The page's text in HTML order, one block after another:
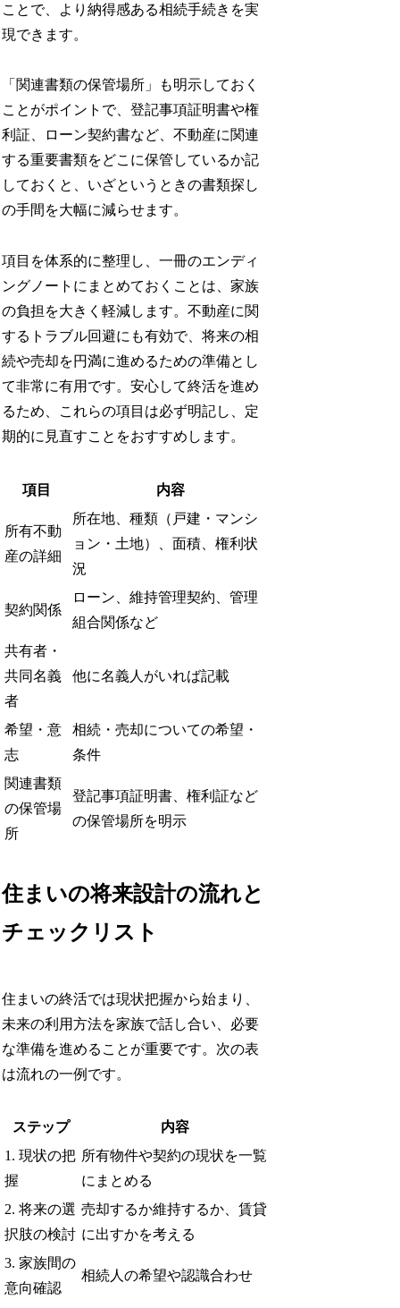
ことで、より納得感ある相続手続きを実
現できます。
「関連書類の保管場所」も明示しておく
ことがポイントで、登記事項証明書や権
利証、ローン契約書など、不動産に関連
する重要書類をどこに保管しているか記
しておくと、いざというときの書類探し
の手間を大幅に減らせます。
項目を体系的に整理し、一冊のエンディ
ングノートにまとめておくことは、家族
の負担を大きく軽減します。不動産に関
するトラブル回避にも有効で、将来の相
続や売却を円満に進めるための準備とし
て非常に有用です。安心して終活を進め
るため、これらの項目は必ず明記し、定
期的に見直すことをおすすめします。
項目 内容
所有不動
産の詳細
所在地、種類（戸建・マンシ
ョン・土地）、面積、権利状
況
契約関係
ローン、維持管理契約、管理
組合関係など
共有者・
共同名義
者
他に名義人がいれば記載
希望・意
志
相続・売却についての希望・
条件
関連書類
の保管場
所
登記事項証明書、権利証など
の保管場所を明示
住まいの将来設計の流れと
チェックリスト
住まいの終活では現状把握から始まり、
未来の利用方法を家族で話し合い、必要
な準備を進めることが重要です。次の表
は流れの一例です。
ステップ
内容
1. 現状の把
握
所有物件や契約の現状を一覧
にまとめる
2. 将来の選
択肢の検討
売却するか維持するか、賃貸
に出すかを考える
3. 家族間の
意向確認
相続人の希望や認識合わせ